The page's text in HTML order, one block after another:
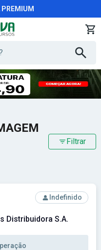
Filtrar
Distribuidora S.A.
Indefinido
Distribuidora S.A.